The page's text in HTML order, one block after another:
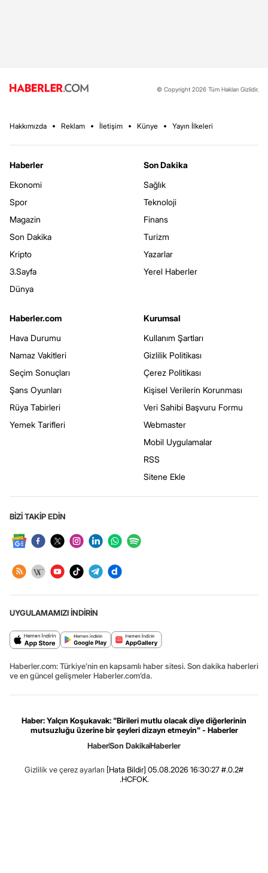
© Copyright 2026 Tüm Hakları Gizlidir.
Hakkımızda Reklam İletişim Künye Yayın İlkeleri
Haberler
Ekonomi
Spor
Magazin
Son Dakika
Kripto
3.Sayfa
Dünya
Son Dakika
Sağlık
Teknoloji
Finans
Turizm
Yazarlar
Yerel Haberler
Haberler.com
Hava Durumu
Namaz Vakitleri
Seçim Sonuçları
Şans Oyunları
Rüya Tabirleri
Yemek Tarifleri
Kurumsal
Kullanım Şartları
Gizlilik Politikası
Çerez Politikası
Kişisel Verilerin Korunması
Veri Sahibi Başvuru Formu
Webmaster
Mobil Uygulamalar
RSS
Sitene Ekle
BİZİ TAKİP EDİN
UYGULAMAMIZI İNDİRİN
Haberler.com: Türkiye’nin en kapsamlı haber sitesi. Son dakika haberleri
ve en güncel gelişmeler Haberler.com’da.
Haber: Yalçın Koşukavak: "Birileri mutlu olacak diye diğerlerinin
mutsuzluğu üzerine bir şeyleri dizayn etmeyin" - Haberler
HaberSon DakikaHaberler
Gizlilik ve çerez ayarları [Hata Bildir] 05.08.2026 16:30:27 #.0.2#
.HCFOK.